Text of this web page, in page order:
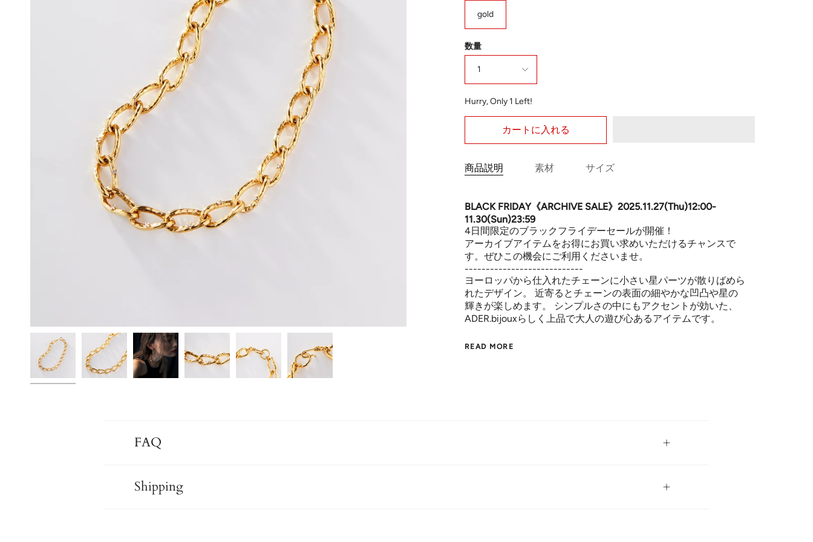
gold
数量
1
Hurry, Only1 Left!
カートに入れる
商品説明 素材 サイズ
BLACK FRIDAY《ARCHIVE SALE》 2025.11.27(Thu)12:00-
11.30(Sun)23:59
4日間限定のブラックフライデーセールが開催！
アーカイブアイテムをお得にお買い求めいただけるチャンスで
す。ぜひこの機会にご利用くださいませ。
----------------------------
ヨーロッパから仕入れたチェーンに小さい星パーツが散りばめら
れたデザイン。 近寄るとチェーンの表面の細やかな凹凸や星の
輝きが楽しめます。 シンプルさの中にもアクセントが効いた、
ADER.bijouxらしく上品で大人の遊び心あるアイテムです。
READ MORE
FAQ
Shipping